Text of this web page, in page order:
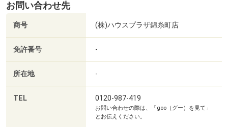
◆お問い合わせ方法◆
『資料請求する』からもご連絡可能です!
【ご案内に掛かる時間の目安】
(1)サクッと現地見学コース(所要時間:～30分程)
「気になる建物を一つだけ見たい!」などのお忙しい方向け
お問い合わせ先
商号 (株)ハウスプラザ錦糸町店
免許番号 -
所在地 -
TEL 0120-987-419
お問い合わせの際は、「goo（グー）を見て」
とお伝えください。